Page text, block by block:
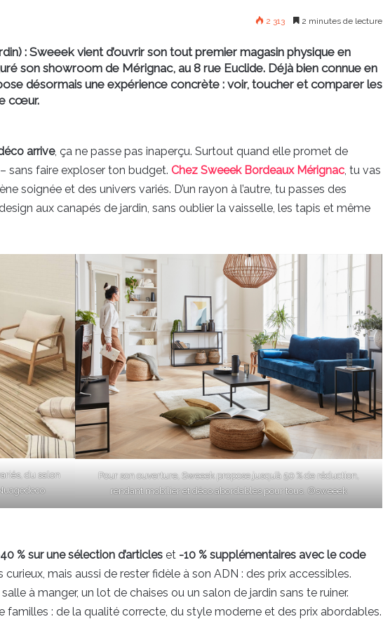
2 313 2 minutes de lecture
: Sweeek vient d’ouvrir son tout premier magasin physique en
son showroom de Mérignac, au 8 rue Euclide. Déjà bien connue en
désormais une expérience concrète : voir, toucher et comparer les
cœur.
arrive, ça ne passe pas inaperçu. Surtout quand elle promet de
sans faire exploser ton budget. Chez Sweeek Bordeaux Mérignac, tu vas
soignée et des univers variés. D’un rayon à l’autre, tu passes des
aux canapés de jardin, sans oublier la vaisselle, les tapis et même
du salon
Pour son ouverture, Sweeek propose jusqu’à 50 % de réduction,
rendant mobilier et déco abordables pour tous. ©sweeek
% sur une sélection d’articles et -10 % supplémentaires avec le code
mais aussi de rester fidèle à son ADN : des prix accessibles.
salle à manger, un lot de chaises ou un salon de jardin sans te ruiner.
: de la qualité correcte, du style moderne et des prix abordables.